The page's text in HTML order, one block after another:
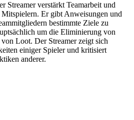
Streamer verstärkt Teamarbeit und
Er gibt Anweisungen und
bestimmte Ziele zu
um die Eliminierung von
Loot. Der Streamer zeigt sich
einiger Spieler und kritisiert
anderer.